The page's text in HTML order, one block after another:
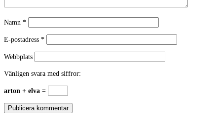
Namn *
E-postadress *
Webbplats
Vänligen svara med siffror:
arton + elva =